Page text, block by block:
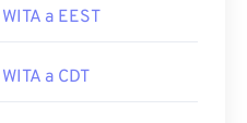
WITA a EEST
WITA a CDT